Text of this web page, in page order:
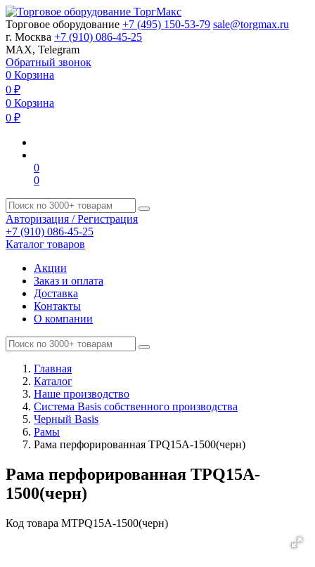
Торговое оборудование +7 (495) 150-53-79 sale@torgmax.ru
г. Москва +7 (910) 086-45-25
MAX, Telegram
Обратный звонок
0 Корзина
0 ₽
0 Корзина
0 ₽
0
0
Авторизация / Регистрация
+7 (910) 086-45-25
Каталог товаров
Акции
Заказ и оплата
Доставка
Контакты
О компании
Главная
Каталог
Наше производство
Система Basis собственного производства
Черный Basis
Рамы
Рама перфорированная TPQ15A-1500(черн)
Рама перфорированная TPQ15A-
1500(черн)
Код товара MTPQ15A-1500(черн)